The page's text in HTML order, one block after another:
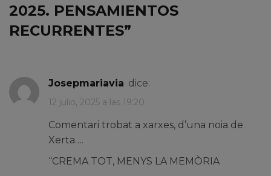
2025. PENSAMIENTOS
RECURRENTES”
josepmariavia dice:
12 julio, 2025 a las 19:20
Comentari trobat a xarxes, d’una noia de
Xerta….
“CREMA TOT, MENYS LA MEMÒRIA